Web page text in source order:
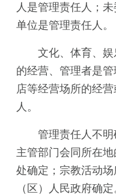
人是管理责任人；
单位是管理责任人。
文化、体育、
的经营、管理者是
店等经营场所的经
人。
管理责任人不
主管部门会同所在
处确定；宗教活动
（区）人民政府确定